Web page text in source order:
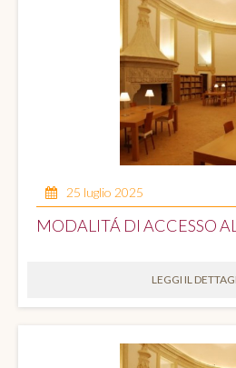
25 luglio 2025
MODALITÁ DI ACCESSO
LEGGI IL